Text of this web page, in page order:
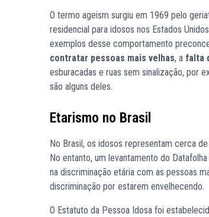
O termo ageism surgiu em 1969 pelo
residencial para idosos nos Estados
exemplos desse comportamento
contratar pessoas mais velhas, a falta
esburacadas e ruas sem sinalização, por
são alguns deles.
Etarismo no Brasil
No Brasil, os idosos representam cerca de
No entanto, um levantamento do
na discriminação etária com as pessoas
discriminação por estarem envelhecendo.
O Estatuto da Pessoa Idosa foi